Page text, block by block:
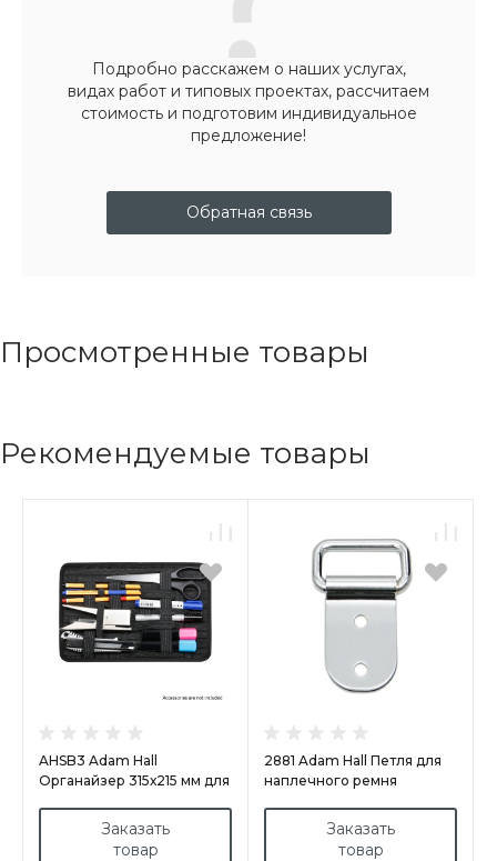
Подробно расскажем о наших услугах,
видах работ и типовых проектах, рассчитаем
стоимость и подготовим индивидуальное
предложение!
Обратная связь
Просмотренные товары
Рекомендуемые товары
AHSB3 Adam Hall
Органайзер 315х215 мм для
Заказать
товар
2881 Adam Hall Петля для
наплечного ремня
Заказать
товар